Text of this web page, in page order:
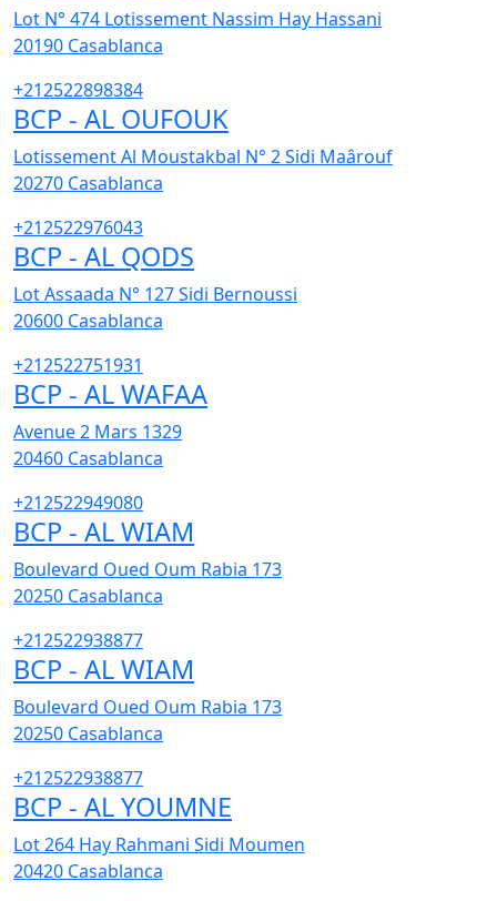
Lot N° 474 Lotissement Nassim Hay Hassani
20190 Casablanca
+212522898384
BCP - AL OUFOUK
Lotissement Al Moustakbal N° 2 Sidi Maârouf
20270 Casablanca
+212522976043
BCP - AL QODS
Lot Assaada N° 127 Sidi Bernoussi
20600 Casablanca
+212522751931
BCP - AL WAFAA
Avenue 2 Mars 1329
20460 Casablanca
+212522949080
BCP - AL WIAM
Boulevard Oued Oum Rabia 173
20250 Casablanca
+212522938877
BCP - AL WIAM
Boulevard Oued Oum Rabia 173
20250 Casablanca
+212522938877
BCP - AL YOUMNE
Lot 264 Hay Rahmani Sidi Moumen
20420 Casablanca